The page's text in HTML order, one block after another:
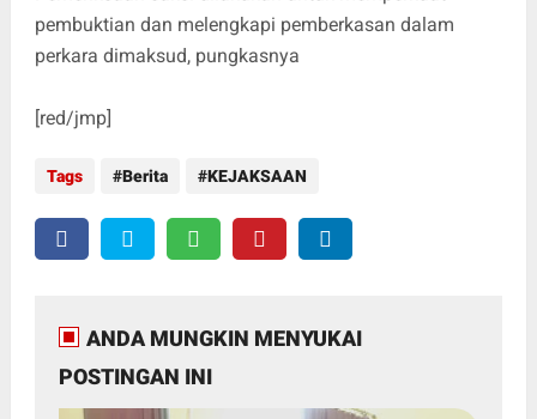
pembuktian dan melengkapi pemberkasan dalam
perkara dimaksud, pungkasnya
[red/jmp]
Tags Berita KEJAKSAAN
ANDA MUNGKIN MENYUKAI
POSTINGAN INI